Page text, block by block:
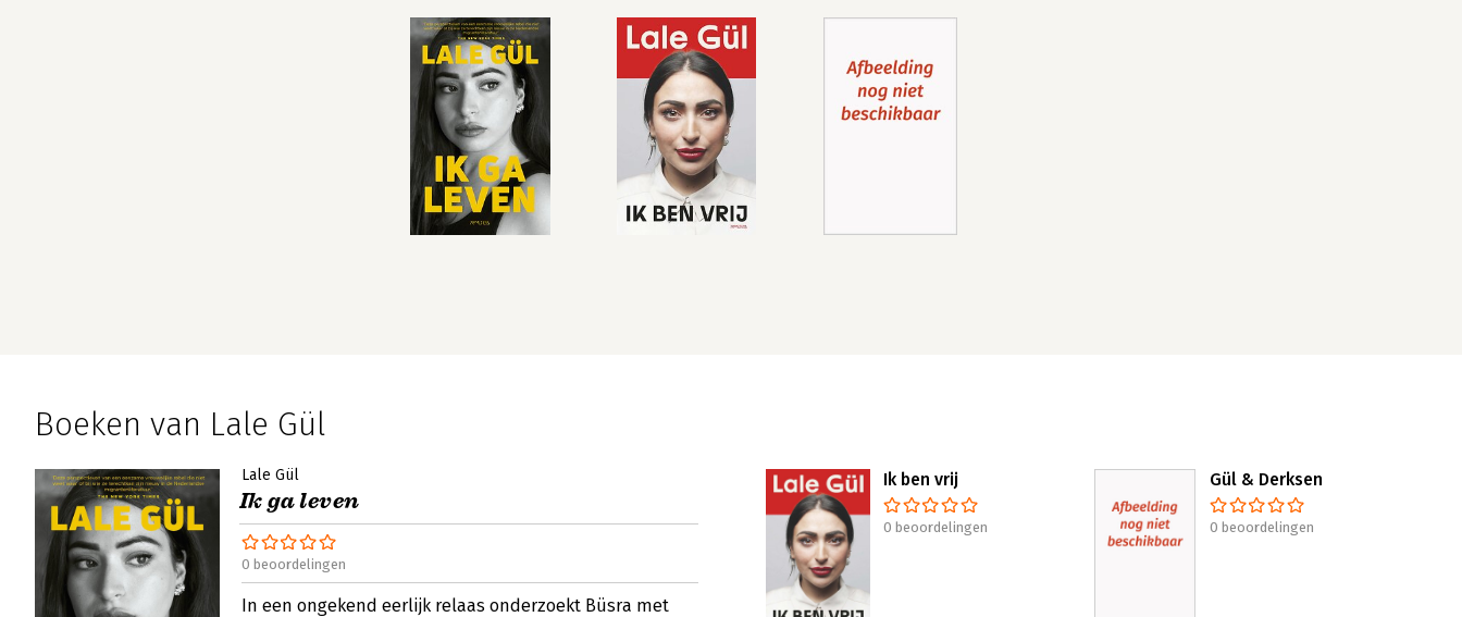
Boeken van Lale Gül
Lale Gül
Ik ga leven
0 beoordelingen
In een ongekend eerlijk relaas onderzoekt Büsra met
Ik ben vrij
0 beoordelingen
Gül & Derksen
0 beoordelingen